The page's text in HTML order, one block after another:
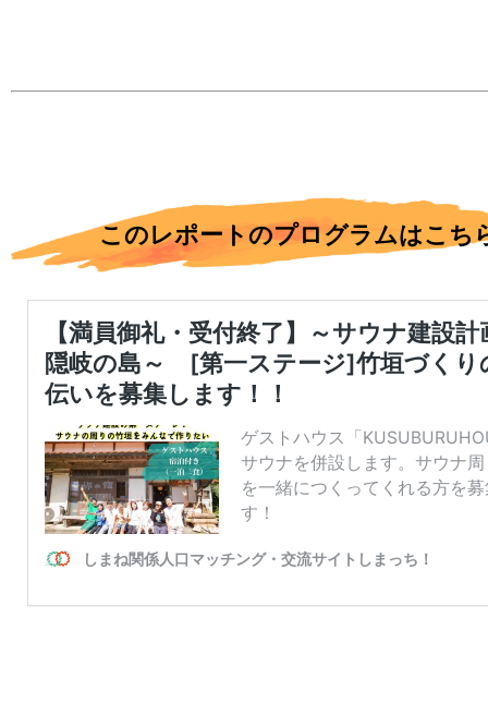
このレポートのプログラムはこち